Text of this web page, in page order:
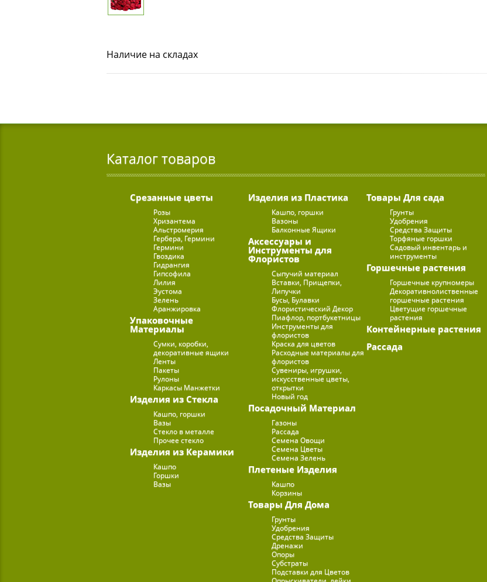
Наличие на складах
Каталог товаров
Срезанные цветы
Розы
Хризантема
Альстромерия
Гербера, Гермини
Гермини
Гвоздика
Гидрангия
Гипсофила
Лилия
Эустома
Зелень
Аранжировка
Упаковочные
Материалы
Сумки, коробки,
декоративные ящики
Ленты
Пакеты
Рулоны
Каркасы Манжетки
Изделия из Стекла
Кашпо, горшки
Вазы
Стекло в металле
Прочее стекло
Изделия из Керамики
Кашпо
Горшки
Вазы
Изделия из Пластика
Кашпо, горшки
Вазоны
Балконные Ящики
Аксессуары и
Инструменты для
Флористов
Сыпучий материал
Вставки, Прищепки,
Липучки
Бусы, Булавки
Флористический Декор
Пиафлор, портбукетницы
Инструменты для
флористов
Краска для цветов
Расходные материалы для
флористов
Сувениры, игрушки,
искусственные цветы,
открытки
Новый год
Посадочный Материал
Газоны
Рассада
Семена Овощи
Семена Цветы
Семена Зелень
Плетеные Изделия
Кашпо
Корзины
Товары Для Дома
Грунты
Удобрения
Средства Защиты
Дренажи
Опоры
Субстраты
Подставки для Цветов
Товары Для сада
Грунты
Удобрения
Средства Защиты
Торфяные горшки
Садовый инвентарь и
инструменты
Горшечные растения
Горшечные крупномеры
Декоративнолиственные
горшечные растения
Цветущие горшечные
растения
Контейнерные растения
Рассада